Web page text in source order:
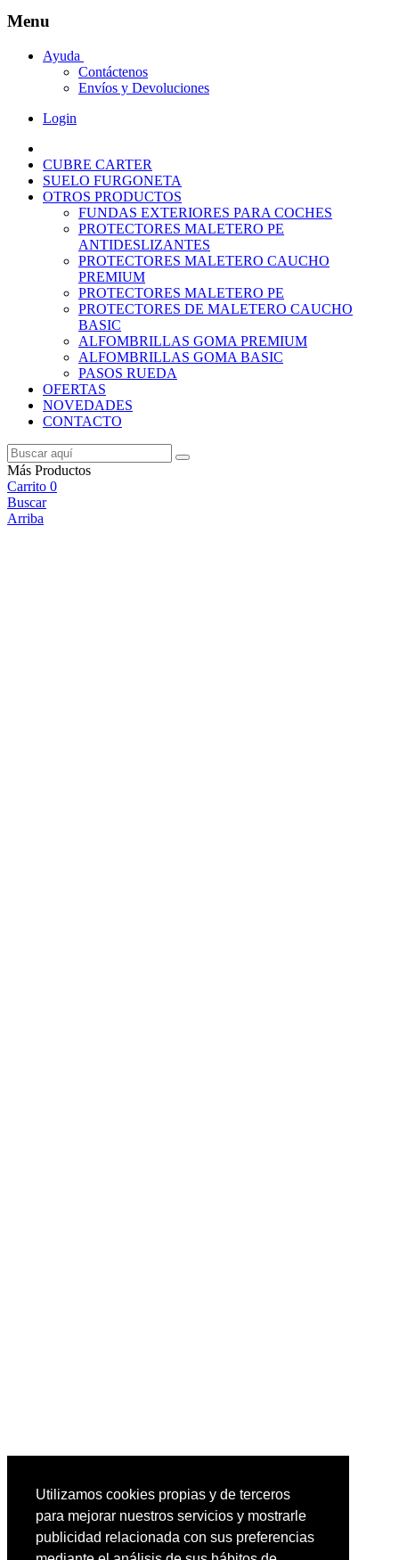
Utilizamos cookies propias y de terceros
para mejorar nuestros servicios y mostrarle
publicidad relacionada con sus preferencias
Menu
Ayuda
Contáctenos
Envíos y Devoluciones
Login
CUBRE CARTER
SUELO FURGONETA
OTROS PRODUCTOS
FUNDAS EXTERIORES PARA COCHES
PROTECTORES MALETERO PE
ANTIDESLIZANTES
PROTECTORES MALETERO CAUCHO
PREMIUM
PROTECTORES MALETERO PE
PROTECTORES DE MALETERO CAUCHO
BASIC
ALFOMBRILLAS GOMA PREMIUM
ALFOMBRILLAS GOMA BASIC
PASOS RUEDA
OFERTAS
NOVEDADES
CONTACTO
Más Productos
Carrito 0
Buscar
Arriba